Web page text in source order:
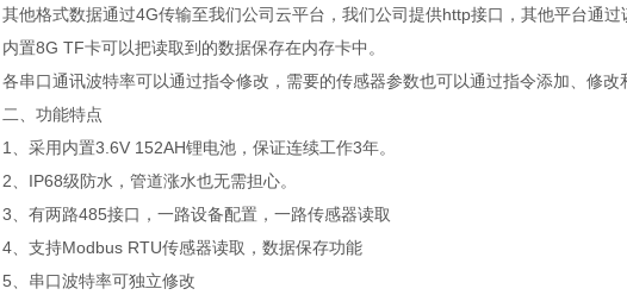
其他格式数据通过4G传输至我们公司云平台，我们公司提供http接口，其他平台通过
内置8G TF卡可以把读取到的数据保存在内存卡中。
各串口通讯波特率可以通过指令修改，需要的传感器参数也可以通过指令添加、修改
二、功能特点
1、采用内置3.6V 152AH锂电池，保证连续工作3年。
2、IP68级防水，管道涨水也无需担心。
3、有两路485接口，一路设备配置，一路传感器读取
4、支持Modbus RTU传感器读取，数据保存功能
5、串口波特率可独立修改